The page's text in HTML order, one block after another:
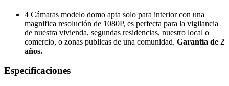
4 Cámaras modelo domo apta solo para interior con una
magnifica resolución de 1080P, es perfecta para la vigilancia
de nuestra vivienda, segundas residencias, nuestro local o
comercio, o zonas publicas de una comunidad. Garantía de 2
años.
Especificaciones